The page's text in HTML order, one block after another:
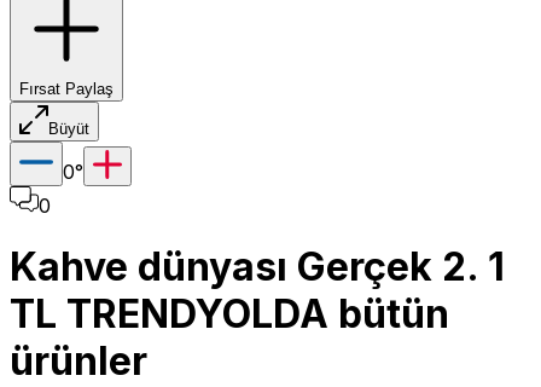
Fırsat Paylaş
Büyüt
0°
0
Kahve dünyası Gerçek 2. 1
TL TRENDYOLDA bütün
ürünler